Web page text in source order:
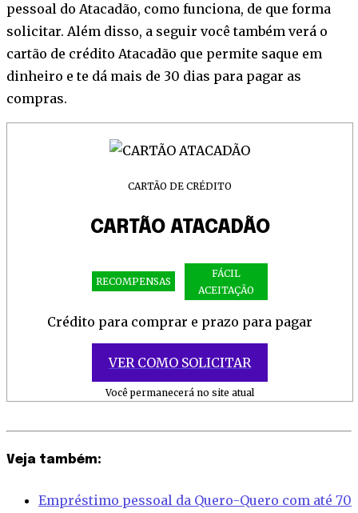
pessoal do Atacadão, como funciona, de que forma
solicitar. Além disso, a seguir você também verá o
cartão de crédito Atacadão que permite saque em
dinheiro e te dá mais de 30 dias para pagar as
compras.
CARTÃO DE CRÉDITO
CARTÃO ATACADÃO
RECOMPENSAS
FÁCIL
ACEITAÇÃO
Crédito para comprar e prazo para pagar
VER COMO SOLICITAR
Você permanecerá no site atual
Veja também:
Empréstimo pessoal da Quero-Quero com até 70